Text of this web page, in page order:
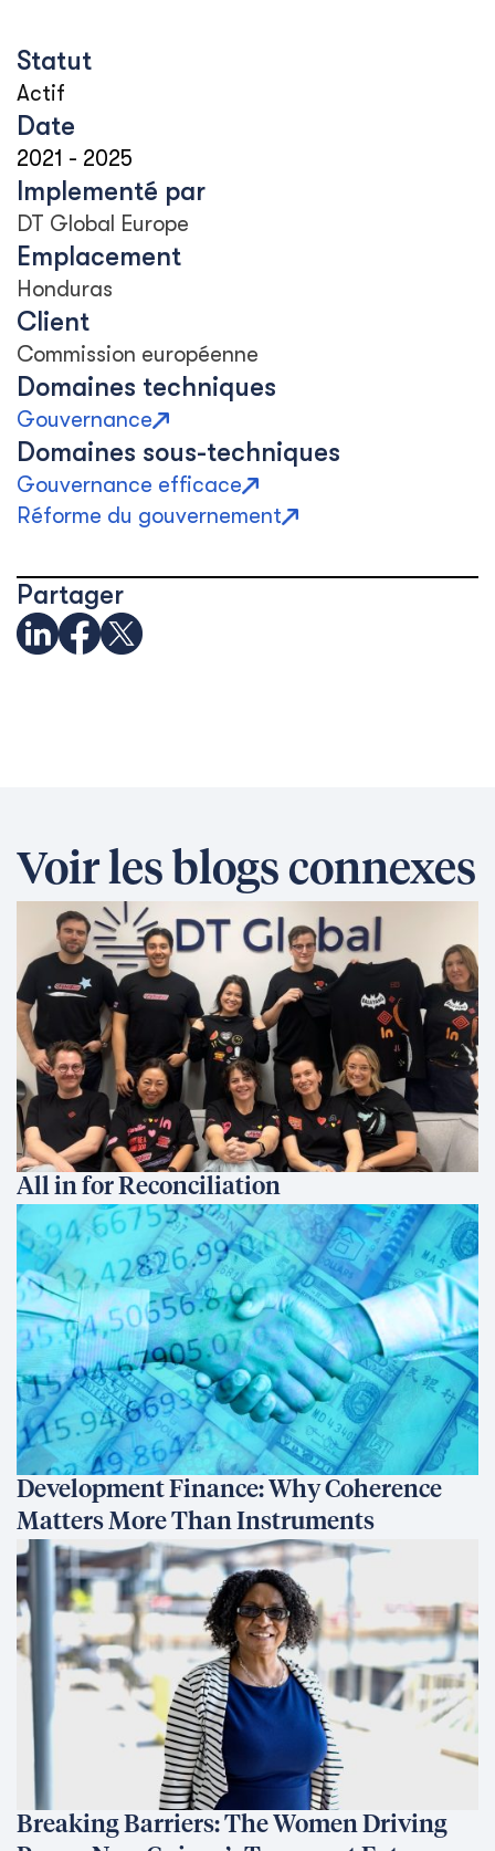
Statut
Actif
Date
2021 - 2025
Implementé par
DT Global Europe
Emplacement
Honduras
Client
Commission européenne
Domaines techniques
Gouvernance
Domaines sous-techniques
Gouvernance efficace
Réforme du gouvernement
Partager
Voir les blogs connexes
All in for Reconciliation
Development Finance: Why Coherence
Matters More Than Instruments
Breaking Barriers: The Women Driving